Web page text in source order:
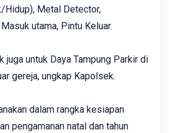
Hidup), Metal Detector,
utama, Pintu Keluar.
juga untuk Daya Tampung Parkir di
gereja, ungkap Kapolsek.
dalam rangka kesiapan
pengamanan natal dan tahun